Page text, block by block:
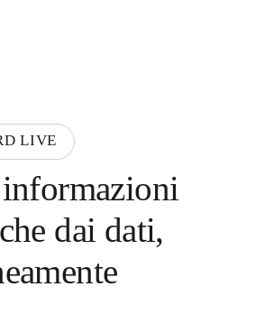
LIVE
dai dati,